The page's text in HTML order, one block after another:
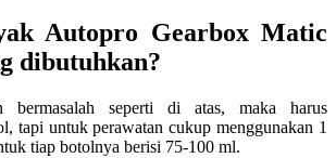
Autopro Gearbox Matic
dibutuhkan?
bermasalah seperti di atas, maka harus
tapi untuk perawatan cukup menggunakan 1
tiap botolnya berisi 75-100 ml.